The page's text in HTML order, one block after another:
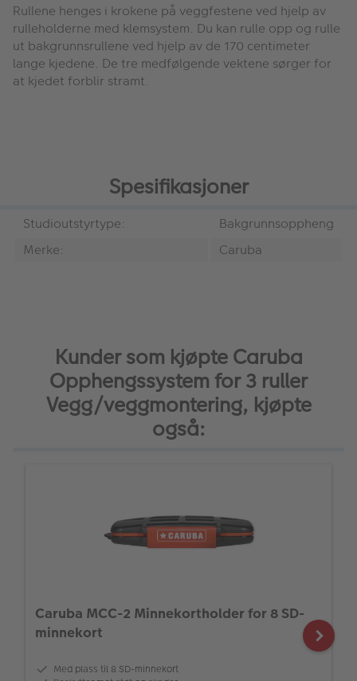
Rullene henges i krokene på veggfestene ved hjelp av
rulleholderne med klemsystem. Du kan rulle opp og rulle
ut bakgrunnsrullene ved hjelp av de 170 centimeter
lange kjedene. De tre medfølgende vektene sørger for
at kjedet forblir stramt.
Spesifikasjoner
Studioutstyrtype:
Bakgrunnsoppheng
Merke:
Caruba
Kunder som kjøpte Caruba
Opphengssystem for 3 ruller
Vegg/veggmontering, kjøpte
også:
Caruba MCC-2 Minnekortholder for 8 SD-
minnekort
Med plass til 8 SD-minnekort